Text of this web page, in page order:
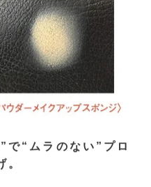
で“ムラのない”プロ
。